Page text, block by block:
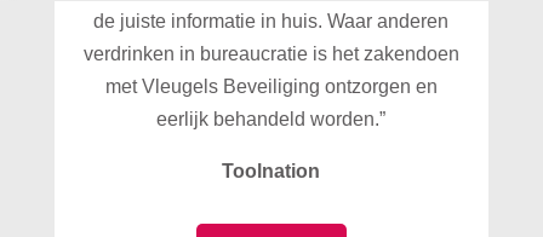
de juiste informatie in huis. Waar anderen
verdrinken in bureaucratie is het zakendoen
met Vleugels Beveiliging ontzorgen en
eerlijk behandeld worden.”
Toolnation